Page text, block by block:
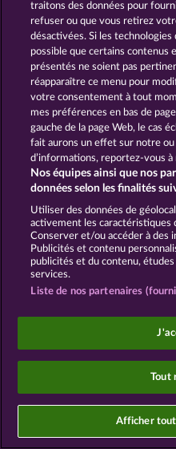
Envoyer la
Les jeux de casino
à des fins de
aucune influence sur
jeux avec
©2026
traitons des données pour
refuser ou que vous retirez
désactivées. Si les
possible que certains contenus
présentés ne soient pas
réapparaître ce menu pour
votre consentement à tout
mes préférences en bas de
gauche de la page Web, le cas
fait aurons un effet sur notre ou
d’informations, reportez-vous
Nos équipes ainsi que nos
données selon les finalités
Utiliser des données de
activement les caractéristiques
Conserver et/ou accéder à des
Publicités et contenu
publicités et du contenu,
services.
Liste de nos partenaires
Tout
Afficher